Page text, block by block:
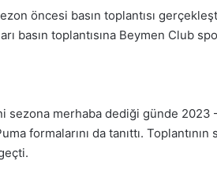
öncesi basın toplantısı
basın toplantısına Beymen Club
sezona merhaba dediği günde
formalarını da tanıttı.